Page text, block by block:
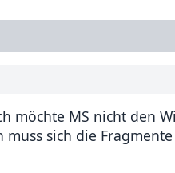
möchte MS nicht den
sich die